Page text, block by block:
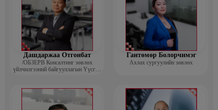
Дашдаржаа Отгонбат
/ОБЗЕРВ Консалтинг зөвлөх
үйлчилгээний байгууллагын Үүсгэн
Гантөмөр Болорчимэг
Ахлах сургуулийн зөвлөх